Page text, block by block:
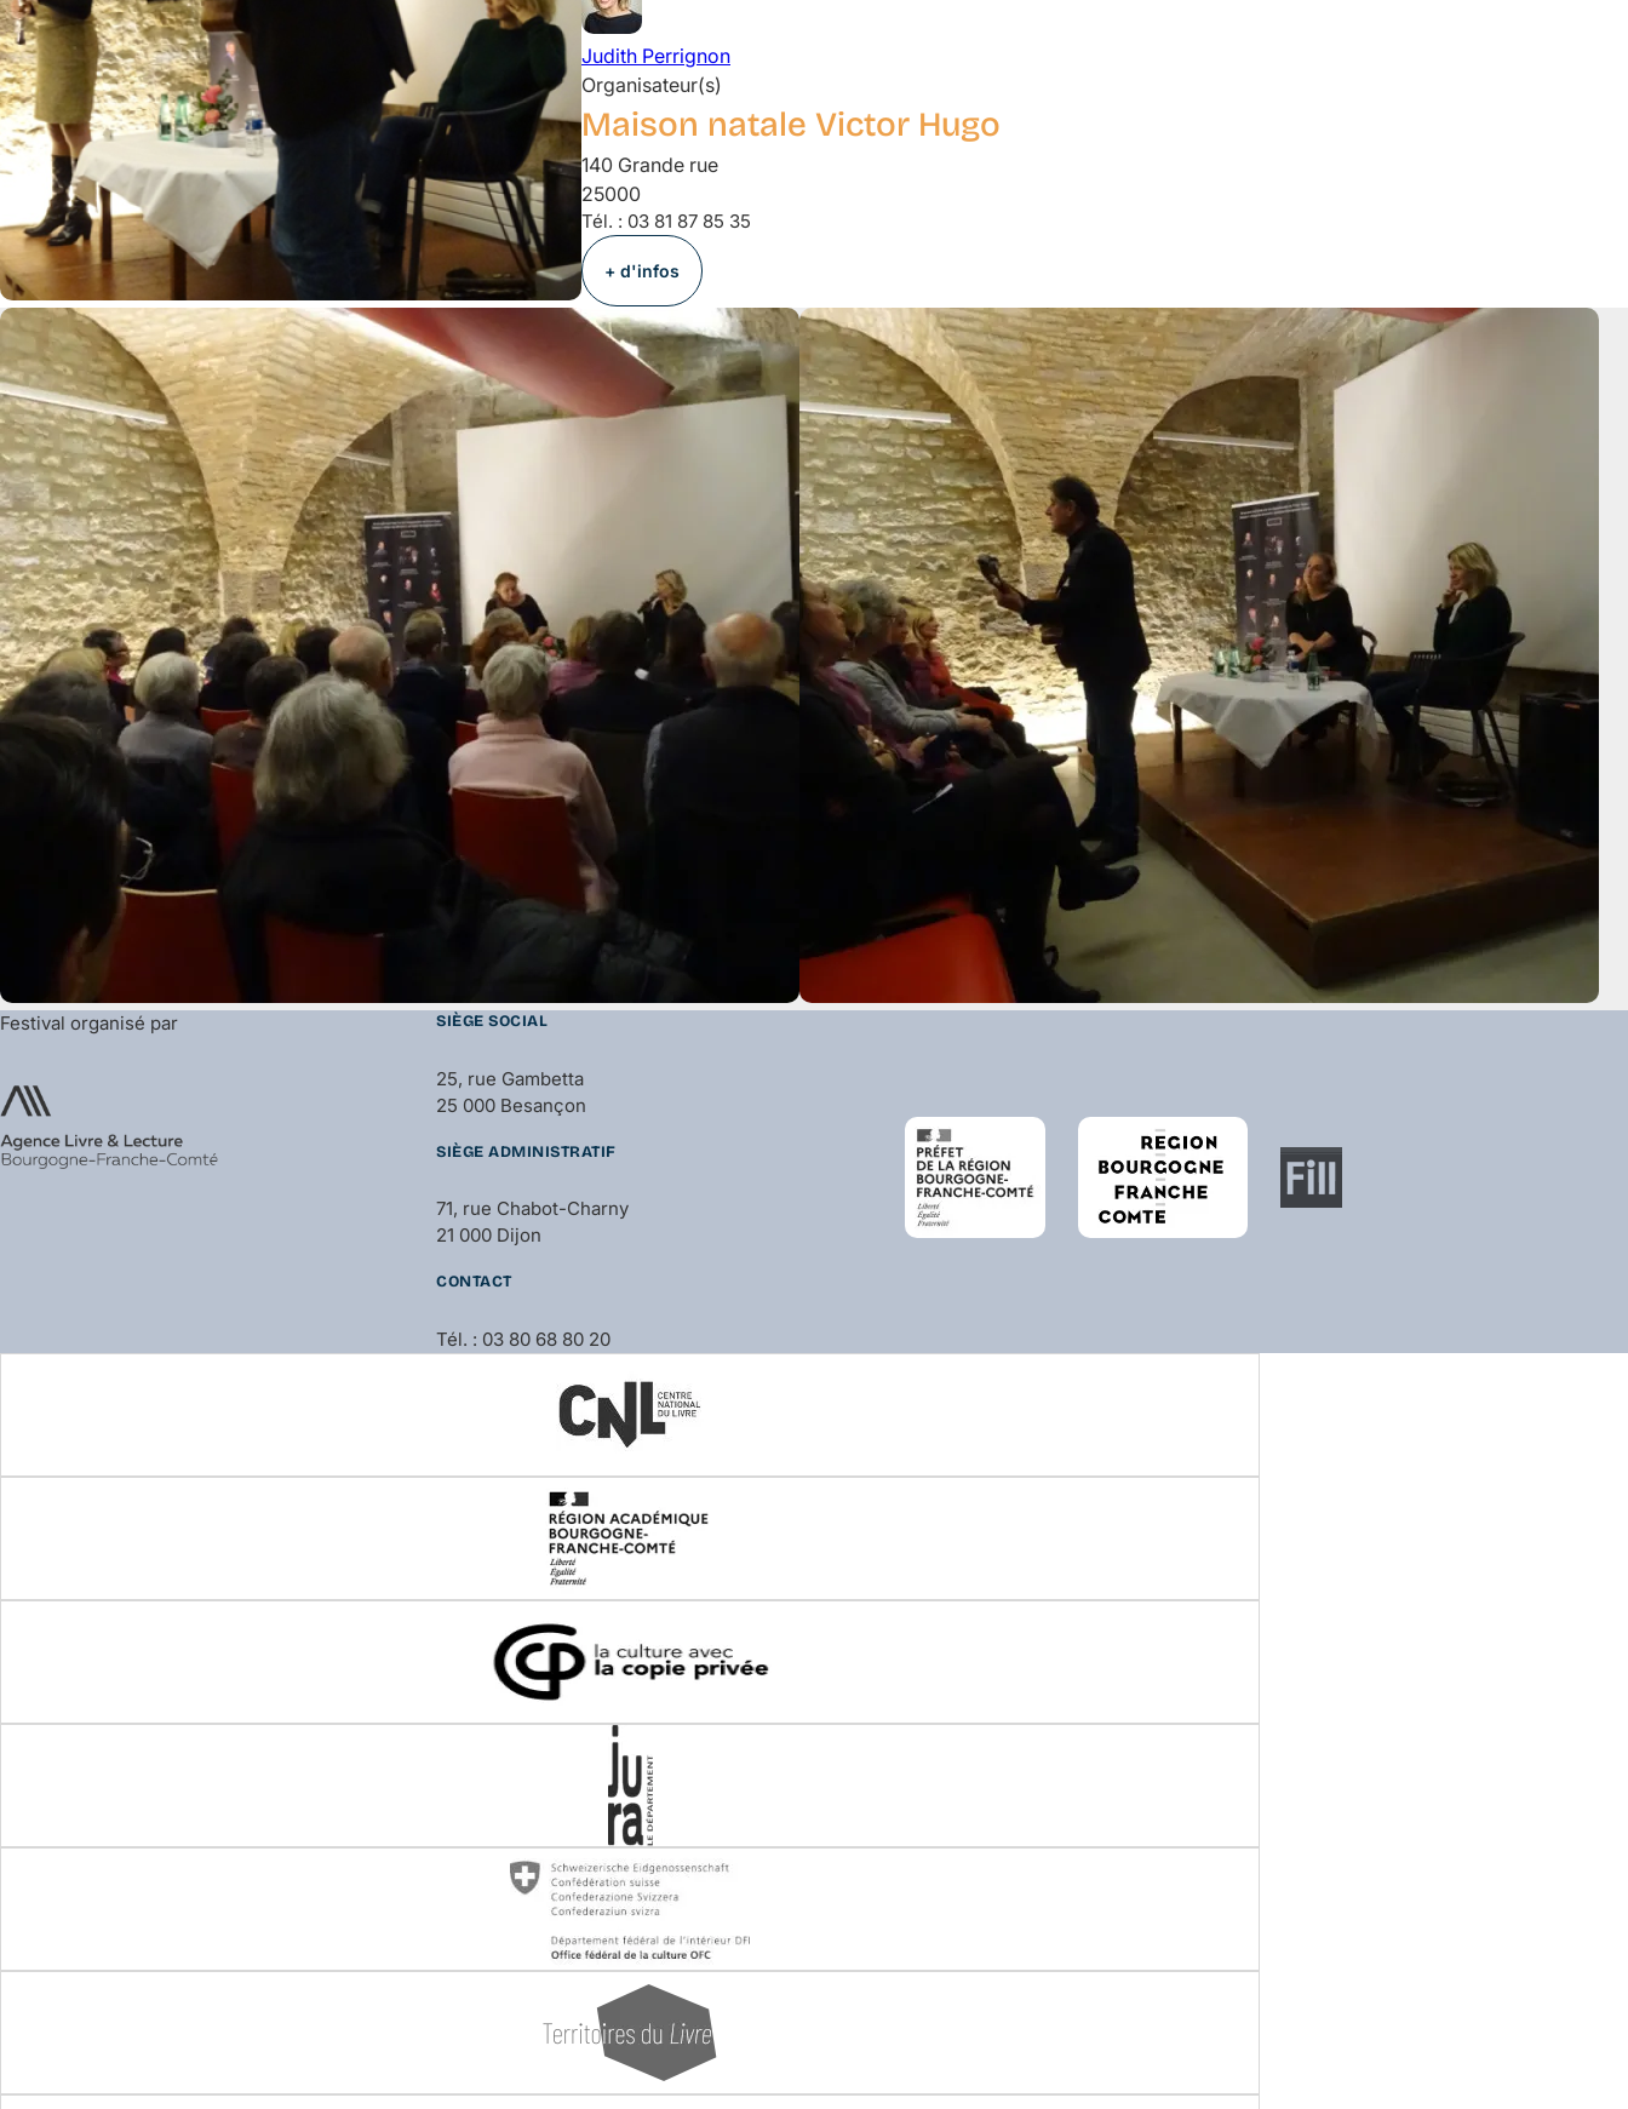
Judith Perrignon
Organisateur(s)
Maison natale Victor Hugo
140 Grande rue
25000
Tél. : 03 81 87 85 35
+ d'infos
Festival organisé par SIÈGE SOCIAL
25, rue Gambetta
25 000 Besançon
SIÈGE ADMINISTRATIF
71, rue Chabot-Charny
21 000 Dijon
CONTACT
Tél. : 03 80 68 80 20